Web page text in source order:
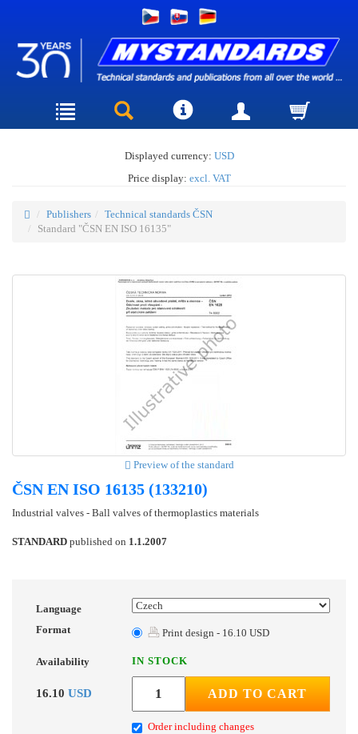
Displayed currency: USD
Price display: excl. VAT
Publishers
Technical standards ČSN
Standard "ČSN EN ISO 16135"
Preview of the standard
ČSN EN ISO 16135 (133210)
Industrial valves - Ball valves of thermoplastics materials
STANDARD published on 1.1.2007
Language
Format
Print design - 16.10 USD
Availability IN STOCK
16.10 USD ADD TO CART
Order including changes